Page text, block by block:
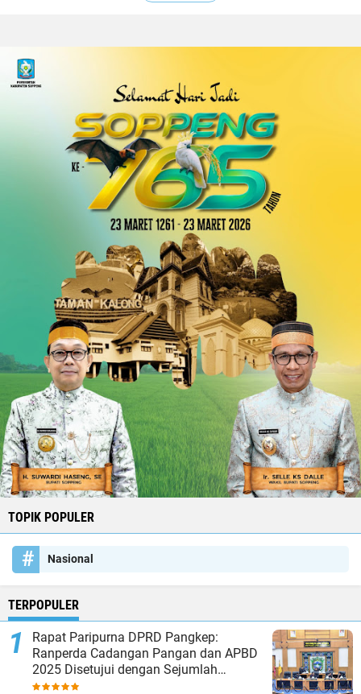
TOPIK POPULER
Nasional
TERPOPULER
Rapat Paripurna DPRD Pangkep:
Ranperda Cadangan Pangan dan APBD
2025 Disetujui dengan Sejumlah
Catatan